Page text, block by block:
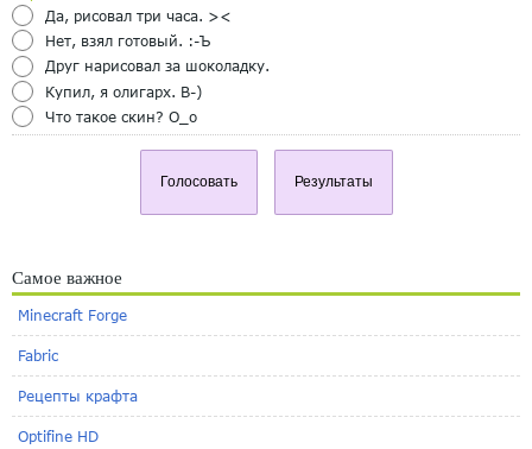
Да, рисовал три часа. ><
Нет, взял готовый. :-Ъ
Друг нарисовал за шоколадку.
Купил, я олигарх. B-)
Что такое скин? O_o
Голосовать Результаты
Самое важное
Minecraft Forge
Fabric
Рецепты крафта
Optifine HD